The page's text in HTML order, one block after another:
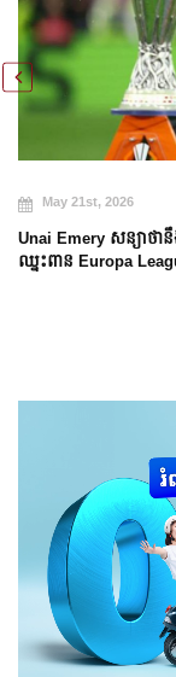
May 21st, 2026
Unai Emery សន្យាថានឹ
ឈ្នះពាន Europa